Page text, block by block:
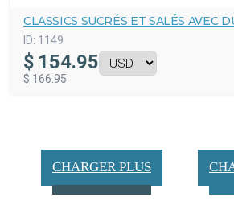
CLASSICS SUCRÉS ET SALÉS AVEC
ID: 1149
$ 154.95
$ 166.95
CHARGER PLUS